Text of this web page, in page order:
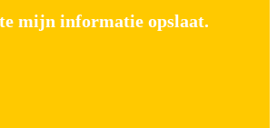
mijn informatie opslaat.